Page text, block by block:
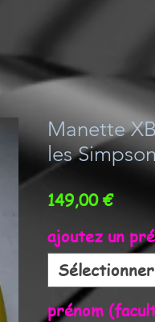
Manette
les
149,00 €Prix
ajoutez un
Sélectionner
prénom